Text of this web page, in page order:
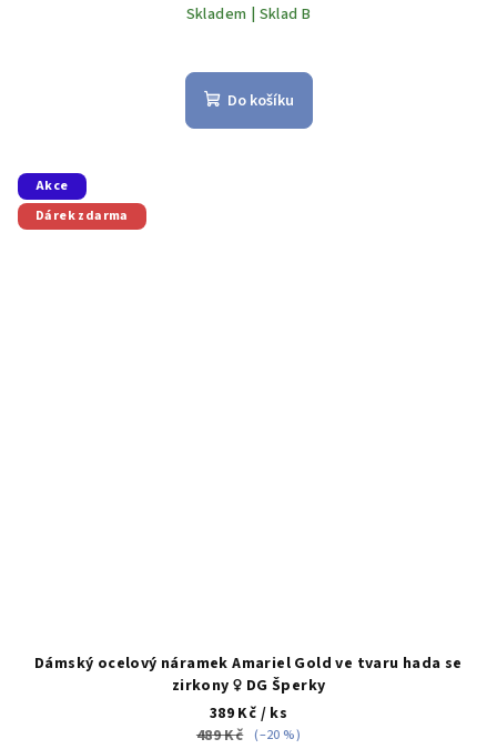
Skladem | Sklad B
Do košíku
Akce
Dárek zdarma
Dámský ocelový náramek Amariel Gold ve tvaru hada se
zirkony ♀️ DG Šperky
389 Kč / ks
489 Kč (–20 %)